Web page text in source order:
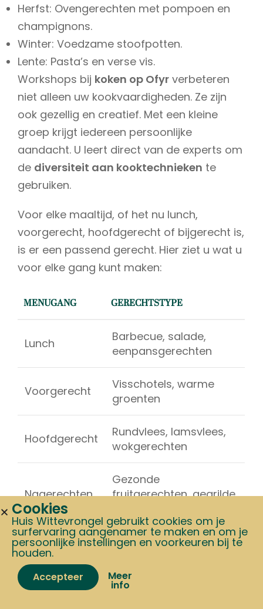
Herfst: Ovengerechten met pompoen en
champignons.
Winter: Voedzame stoofpotten.
Lente: Pasta’s en verse vis.
Workshops bij koken op Ofyr verbeteren
niet alleen uw kookvaardigheden. Ze zijn
ook gezellig en creatief. Met een kleine
groep krijgt iedereen persoonlijke
aandacht. U leert direct van de experts om
de diversiteit aan kooktechnieken te
gebruiken.
Voor elke maaltijd, of het nu lunch,
voorgerecht, hoofdgerecht of bijgerecht is,
is er een passend gerecht. Hier ziet u wat u
voor elke gang kunt maken:
MENUGANG GERECHTSTYPE
Lunch
Barbecue, salade,
eenpansgerechten
Voorgerecht
Visschotels, warme
groenten
Hoofdgerecht
Rundvlees, lamsvlees,
wokgerechten
Nagerechten
Gezonde
fruitgerechten, gegrilde
Bijgerechten
Rubs & sauzen, gegrilde
Zomerverlof van
tijdens deze periode versturen we geen
pakketten. Bestellen kan, verzending volgt
Cookies
Huis Wittevrongel gebruikt cookies om je
surfervaring aangenamer te maken en om je
persoonlijke instellingen en voorkeuren bij te
houden.
Accepteer Meer
info